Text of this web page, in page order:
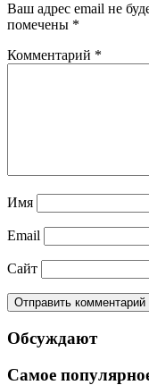
Ваш адрес email не
помечены *
Комментарий *
Имя
Email
Сайт
Обсуждают
Самое